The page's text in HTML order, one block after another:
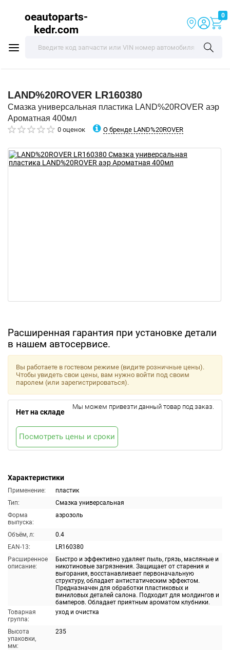
oeautoparts-
kedr.com
0
LAND%20ROVER LR160380
Смазка универсальная пластика LAND%20ROVER аэр
Ароматная 400мл
0 оценок О бренде LAND%20ROVER
Расширенная гарантия при установке детали
в нашем автосервисе.
Характеристики
Применение:
пластик
Тип:
Смазка универсальная
Форма
выпуска:
аэрозоль
Объём, л:
0.4
EAN-13:
LR160380
Расширенное
описание:
Быстро и эффективно удаляет пыль, грязь, масляные и
никотиновые загрязнения. Защищает от старения и
выгорания, восстанавливает первоначальную
структуру, обладает антистатическим эффектом.
Предназначен для обработки пластиковых и
виниловых деталей салона. Подходит для молдингов и
бамперов. Обладает приятным ароматом клубники.
Товарная
группа:
уход и очистка
Высота
упаковки,
мм:
235
Вы работаете в гостевом режиме (видите розничные цены).
Чтобы увидеть свои цены, вам нужно войти под своим
паролем (или зарегистрироваться).
Нет на складе
Мы можем привезти данный товар под заказ.
Посмотреть цены и сроки